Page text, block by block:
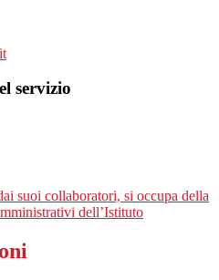
servizio
suoi collaboratori, si occupa della
dell’Istituto